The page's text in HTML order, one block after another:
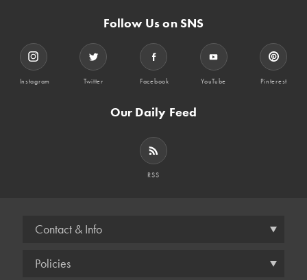
Follow Us on SNS
Instagram Twitter Facebook YouTube Pinterest
Our Daily Feed
RSS
Contact & Info
Policies